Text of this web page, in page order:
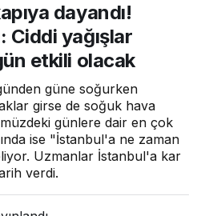
Ciddi
yağışla
r
görec
eğiz,
etkili
dayandı!
Ciddi yağışlar
etkili olacak
güne soğurken
girse de soğuk hava
günlere dair en çok
ise "İstanbul'a ne zaman
Uzmanlar İstanbul'a kar
verdi.